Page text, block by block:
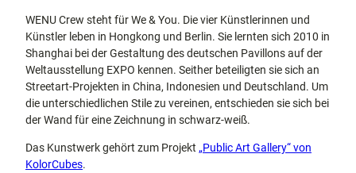
WENU Crew steht für We & You. Die vier Künstlerinnen und
Künstler leben in Hongkong und Berlin. Sie lernten sich 2010 in
Shanghai bei der Gestaltung des deutschen Pavillons auf der
Weltausstellung EXPO kennen. Seither beteiligten sie sich an
Streetart-Projekten in China, Indonesien und Deutschland. Um
die unterschiedlichen Stile zu vereinen, entschieden sie sich bei
der Wand für eine Zeichnung in schwarz-weiß.
Das Kunstwerk gehört zum Projekt „Public Art Gallery“ von
KolorCubes.